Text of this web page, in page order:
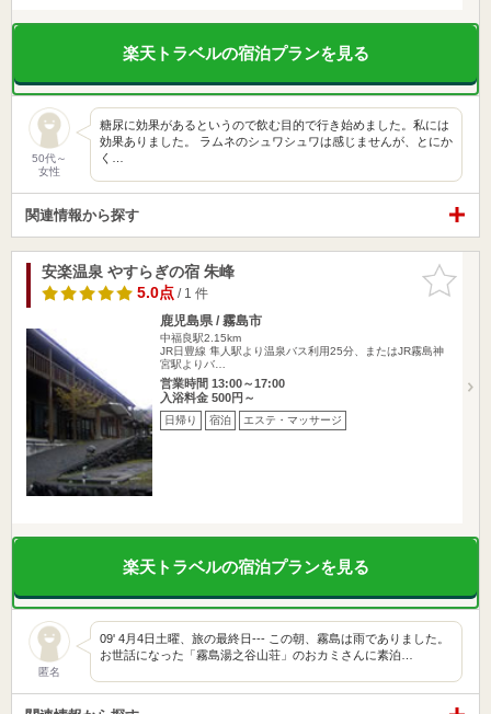
楽天トラベルの宿泊プランを見る
50代～
女性
糖尿に効果があるというので飲む目的で行き始めました。私には
効果ありました。 ラムネのシュワシュワは感じませんが、とにか
く…
関連情報から探す
お気に入
りに追加
安楽温泉 やすらぎの宿 朱峰
5.0点/ 1 件
鹿児島県 / 霧島市
中福良駅2.15km
JR日豊線 隼人駅より温泉バス利用25分、またはJR霧島神
宮駅よりバ…
営業時間 13:00～17:00
入浴料金 500円～
日帰り 宿泊 エステ・マッサージ
楽天トラベルの宿泊プランを見る
匿名
09' 4月4日土曜、旅の最終日--- この朝、霧島は雨でありました。
お世話になった「霧島湯之谷山荘」のおカミさんに素泊…